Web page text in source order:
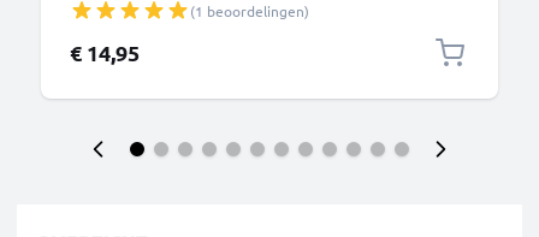
(1 beoordelingen)
€ 14,95